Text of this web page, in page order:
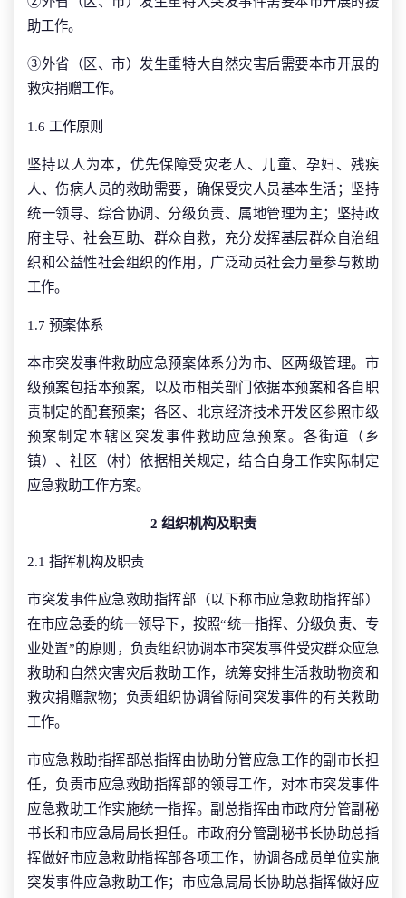
助工作。
③外省（区、市）发生重特大自然灾害后需要本市开展的
救灾捐赠工作。
1.6 工作原则
坚持以人为本，优先保障受灾老人、儿童、孕妇、残疾
人、伤病人员的救助需要，确保受灾人员基本生活；坚持
统一领导、综合协调、分级负责、属地管理为主；坚持政
府主导、社会互助、群众自救，充分发挥基层群众自治组
织和公益性社会组织的作用，广泛动员社会力量参与救助
工作。
1.7 预案体系
本市突发事件救助应急预案体系分为市、区两级管理。市
级预案包括本预案，以及市相关部门依据本预案和各自职
责制定的配套预案；各区、北京经济技术开发区参照市级
预案制定本辖区突发事件救助应急预案。各街道（乡
镇）、社区（村）依据相关规定，结合自身工作实际制定
应急救助工作方案。
2 组织机构及职责
2.1 指挥机构及职责
市突发事件应急救助指挥部（以下称市应急救助指挥部）
在市应急委的统一领导下，按照“统一指挥、分级负责、专
业处置”的原则，负责组织协调本市突发事件受灾群众应急
救助和自然灾害灾后救助工作，统筹安排生活救助物资和
救灾捐赠款物；负责组织协调省际间突发事件的有关救助
工作。
市应急救助指挥部总指挥由协助分管应急工作的副市长担
任，负责市应急救助指挥部的领导工作，对本市突发事件
应急救助工作实施统一指挥。副总指挥由市政府分管副秘
书长和市应急局局长担任。市政府分管副秘书长协助总指
挥做好市应急救助指挥部各项工作，协调各成员单位实施
突发事件应急救助工作；市应急局局长协助总指挥做好应